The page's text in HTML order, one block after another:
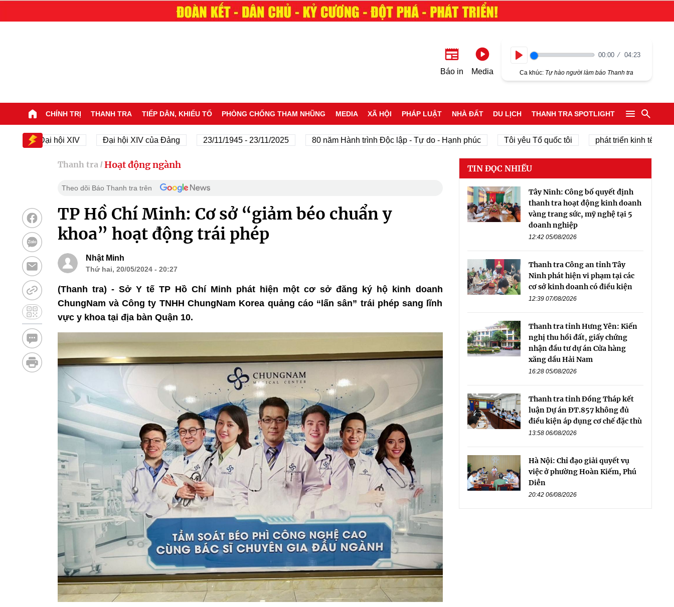
Báo in Media
00:00 04:23
Ca khúc: Tự hào người làm báo Thanh tra
CHÍNH TRỊ THANH TRA TIẾP DÂN, KHIẾU TỐ PHÒNG CHỐNG THAM NHŨNG MEDIA XÃ HỘI PHÁP LUẬT NHÀ ĐẤT DU LỊCH THANH TRA SPOTLIGHT
Đại hội XIV Đại hội XIV của Đảng 23/11/1945 - 23/11/2025 80 năm Hành trình Độc lập - Tự do - Hạnh phúc Tôi yêu Tổ quốc tôi phát triển kinh tế tư nhân
Thanh tra / Hoạt động ngành
Theo dõi Báo Thanh tra trên
TP Hồ Chí Minh: Cơ sở “giảm béo chuẩn y
khoa” hoạt động trái phép
Nhật Minh
Thứ hai, 20/05/2024 - 20:27
(Thanh tra) - Sở Y tế TP Hồ Chí Minh phát hiện một cơ sở đăng ký hộ kinh doanh
ChungNam và Công ty TNHH ChungNam Korea quảng cáo “lấn sân” trái phép sang lĩnh
vực y khoa tại địa bàn Quận 10.
TIN ĐỌC NHIỀU
Tây Ninh: Công bố quyết định
thanh tra hoạt động kinh doanh
vàng trang sức, mỹ nghệ tại 5
doanh nghiệp
12:42 05/08/2026
Thanh tra Công an tỉnh Tây
Ninh phát hiện vi phạm tại các
cơ sở kinh doanh có điều kiện
12:39 07/08/2026
Thanh tra tỉnh Hưng Yên: Kiến
nghị thu hồi đất, giấy chứng
nhận đầu tư dự án Cửa hàng
xăng dầu Hải Nam
16:28 05/08/2026
Thanh tra tỉnh Đồng Tháp kết
luận Dự án ĐT.857 không đủ
điều kiện áp dụng cơ chế đặc thù
13:58 06/08/2026
Hà Nội: Chỉ đạo giải quyết vụ
việc ở phường Hoàn Kiếm, Phú
Diễn
20:42 06/08/2026